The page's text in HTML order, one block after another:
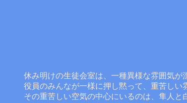
休み明けの生徒会室は、一種異様な雰囲気が
役員のみんなが一様に押し黙って、重苦しい
その重苦しい空気の中心にいるのは、隼人と